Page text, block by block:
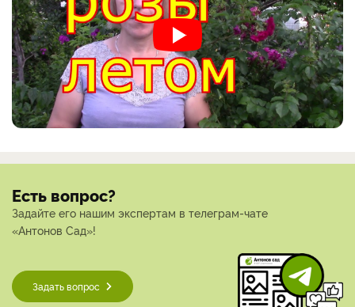
Есть вопрос?
Задайте его нашим экспертам в телеграм-чате
«Антонов Сад»!
Задать вопрос